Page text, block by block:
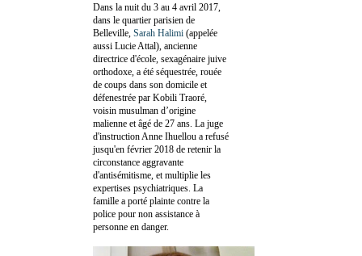
Dans la nuit du 3 au 4 avril 2017,
dans le quartier parisien de
Belleville, Sarah Halimi (appelée
aussi Lucie Attal), ancienne
directrice d'école, sexagénaire juive
orthodoxe, a été séquestrée, rouée
de coups dans son domicile et
défenestrée par Kobili Traoré,
voisin musulman d’origine
malienne et âgé de 27 ans. La juge
d'instruction Anne Ihuellou a refusé
jusqu'en février 2018 de retenir la
circonstance aggravante
d'antisémitisme, et multiplie les
expertises psychiatriques. La
famille a porté plainte contre la
police pour non assistance à
personne en danger.